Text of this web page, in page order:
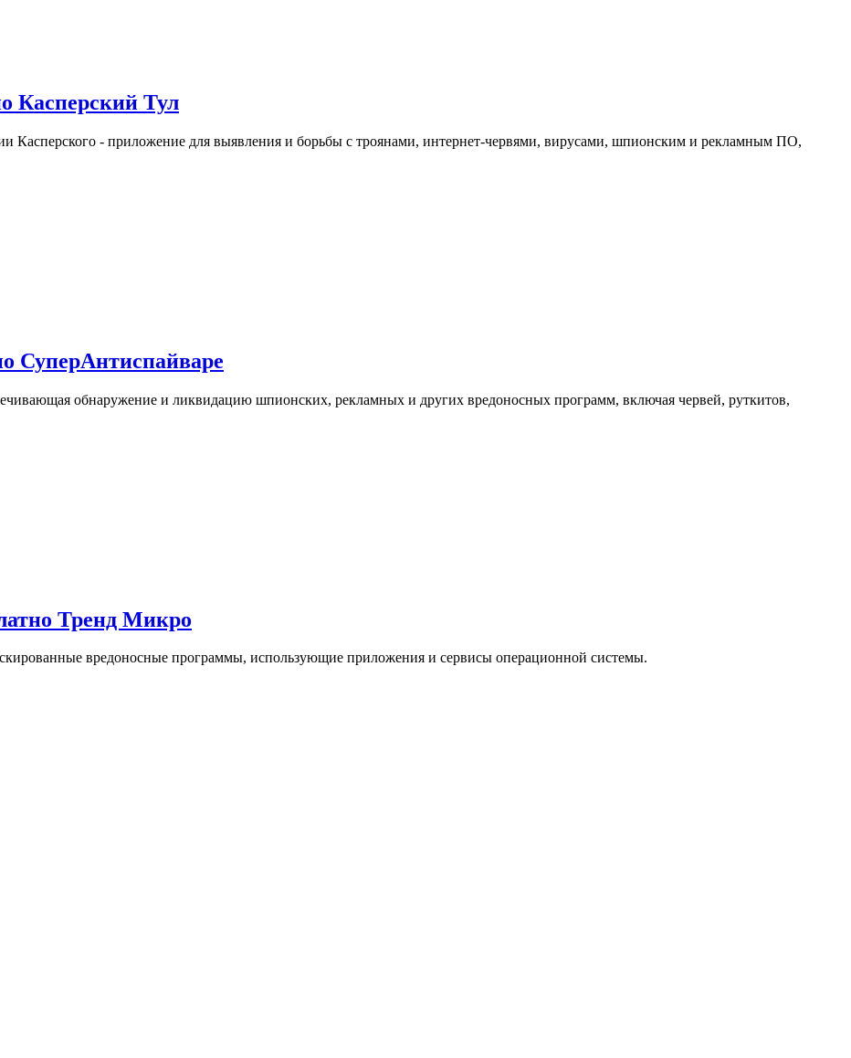
Касперский Тул
Касперского - приложение для выявления и борьбы с троянами, интернет-червями, вирусами, шпионским и рекламным ПО,
СуперАнтиспайваре
обнаружение и ликвидацию шпионских, рекламных и других вредоносных программ, включая червей, руткитов,
Тренд Микро
вредоносные программы, использующие приложения и сервисы операционной системы.